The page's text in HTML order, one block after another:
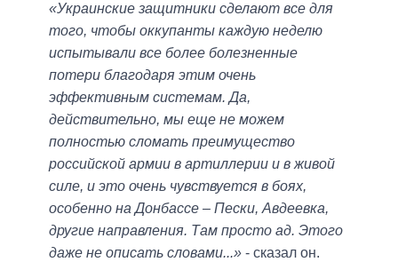
«Украинские защитники сделают все для
того, чтобы оккупанты каждую неделю
испытывали все более болезненные
потери благодаря этим очень
эффективным системам. Да,
действительно, мы еще не можем
полностью сломать преимущество
российской армии в артиллерии и в живой
силе, и это очень чувствуется в боях,
особенно на Донбассе – Пески, Авдеевка,
другие направления. Там просто ад. Этого
даже не описать словами...» - сказал он.